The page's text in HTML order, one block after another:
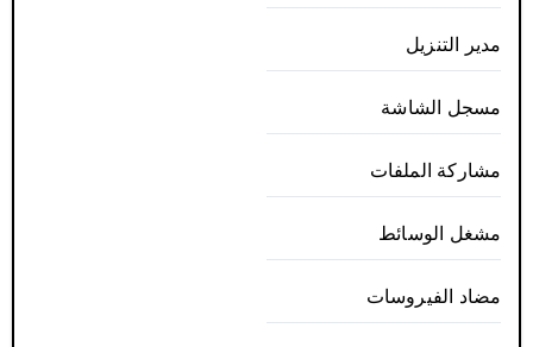
مدير التنزيل
مسجل الشاشة
مشاركة الملفات
مشغل الوسائط
مضاد الفيروسات